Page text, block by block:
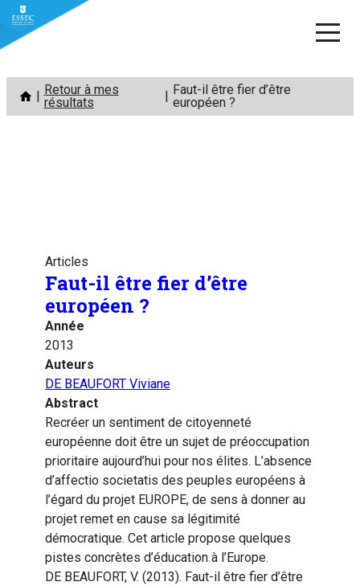
Aller
contenu
Retour à mes
résultats
Faut-il être fier d’être
européen ?
Articles
Faut-il être fier d’être
européen ?
Année
2013
Auteurs
DE BEAUFORT Viviane
Abstract
Recréer un sentiment de citoyenneté
européenne doit être un sujet de préoccupation
prioritaire aujourd’hui pour nos élites. L’absence
d’affectio societatis des peuples européens à
l’égard du projet EUROPE, de sens à donner au
projet remet en cause sa légitimité
démocratique. Cet article propose quelques
pistes concrètes d’éducation à l’Europe.
DE BEAUFORT, V. (2013). Faut-il être fier d’être